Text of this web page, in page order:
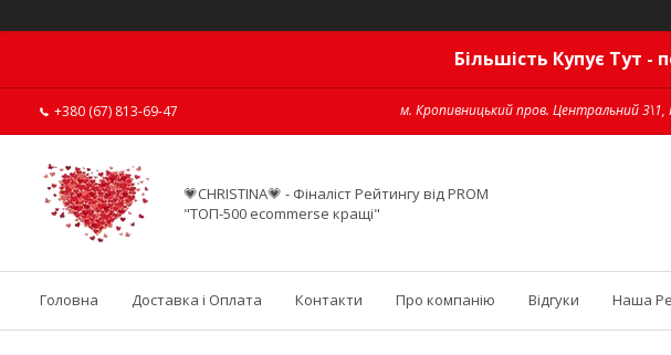
Більшість Купує Тут -
+380 (67) 813-69-47 м. Кропивницький пров. Центральний 3\1,
💗CHRISTINA💗 - Фіналіст Рейтингу від PROM
"ТОП-500 ecommerse кращі"
Головна Доставка і Оплата Контакти Про компанію Відгуки Наша